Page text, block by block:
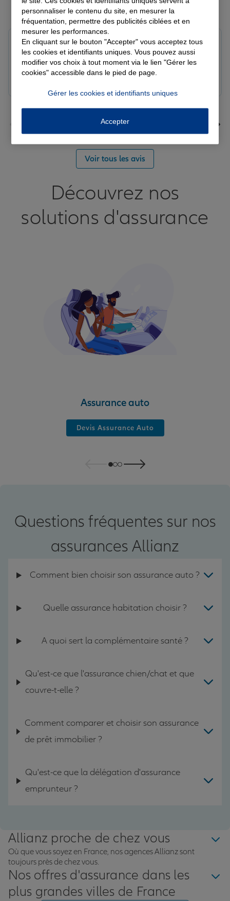
Derniers avis de nos agences Allianz
Note de 5 sur 5
Le 05/08/2026 - Agence FORT DE FRANCE
Yori A.
Voir tous les avis
Découvrez nos
solutions d'assurance
Assurance auto
Devis Assurance Auto
Questions fréquentes sur nos
assurances Allianz
Comment bien choisir son assurance auto ?
Quelle assurance habitation choisir ?
A quoi sert la complémentaire santé ?
Qu'est-ce que l'assurance chien/chat et que
couvre-t-elle ?
Comment comparer et choisir son assurance
de prêt immobilier ?
Qu'est-ce que la délégation d'assurance
emprunteur ?
Allianz proche de chez vous
Où que vous soyez en France, nos agences Allianz sont
toujours près de chez vous.
Nos offres d'assurance dans les
plus grandes villes de France
personnaliser le contenu du site, en mesurer la
fréquentation, permettre des publicités ciblées et en
mesurer les performances.
En cliquant sur le bouton "Accepter" vous acceptez tous
les cookies et identifiants uniques. Vous pouvez aussi
modifier vos choix à tout moment via le lien "Gérer les
cookies" accessible dans le pied de page.
Gérer les cookies et identifiants uniques
Accepter